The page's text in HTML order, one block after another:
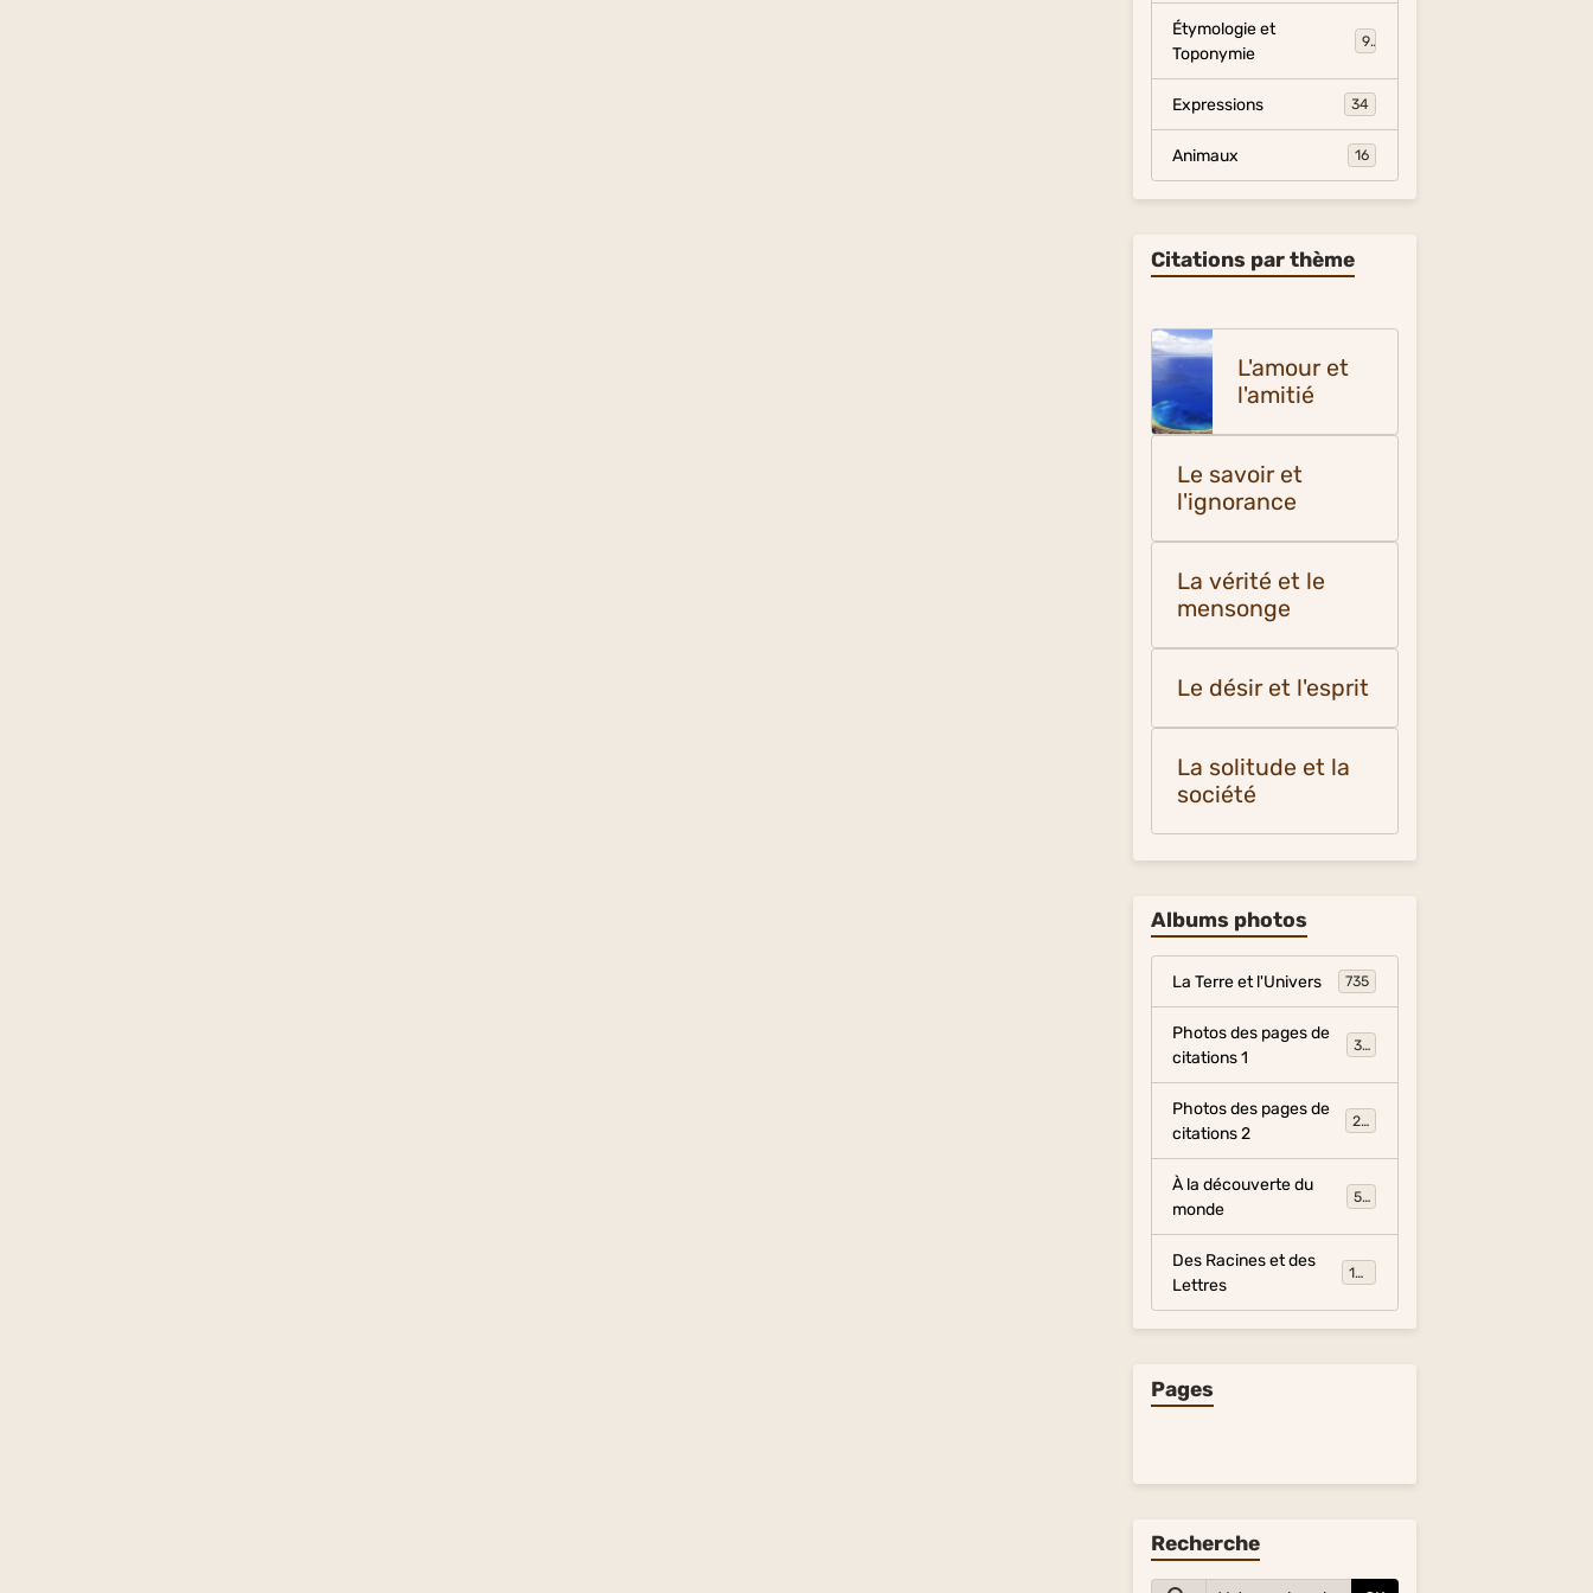
Étymologie et
Toponymie
9
Expressions 34
Animaux 16
Citations par thème
L'amour et
l'amitié
Le savoir et
l'ignorance
La vérité et le
mensonge
Le désir et l'esprit
La solitude et la
société
Albums photos
La Terre et l'Univers 735
Photos des pages de
citations 1
317
Photos des pages de
citations 2
281
À la découverte du
monde
54
Des Racines et des
Lettres
134
Pages
Recherche